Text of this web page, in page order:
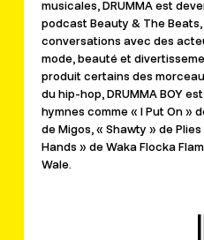
musicales, DRUMMA est
podcast Beauty & The
conversations avec des
mode, beauté et
produit certains des
du hip-hop, DRUMMA BOY
hymnes comme « I Put On »
de Migos, « Shawty » de
Hands » de Waka Flocka
Wale.